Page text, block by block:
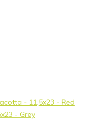
- 11,5x23 - Red
- Grey